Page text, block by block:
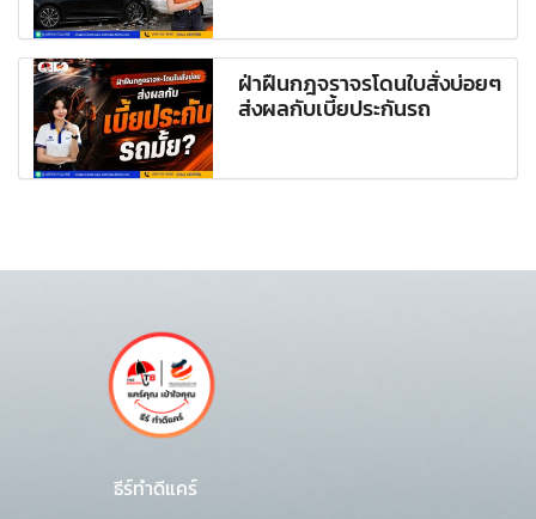
ฝ่าฝืนกฎจราจรโดนใบสั่งบ่อยๆ
ส่งผลกับเบี้ยประกันรถ
ธีร์ทำดีแคร์